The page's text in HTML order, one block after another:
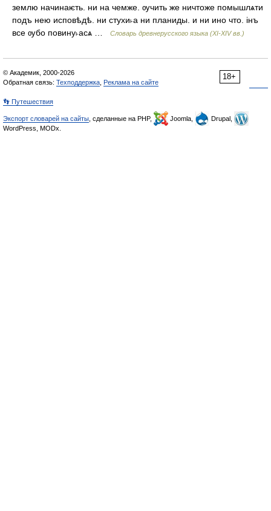
землю начинаѥть. ни на чемже. ѹчить же ничтоже помышлѧти
подъ нею исповѣдѣ. ни стухи˫а ни планиды. и ни ино что. iнъ
все ѹбо повину˫асѧ …
Словарь древнерусского языка (XI-XIV вв.)
18+
© Академик, 2000-2026
Обратная связь: Техподдержка Реклама на сайте
👣 Путешествия
Экспорт словарей на сайты , сделанные на PHP, Joomla,
Drupal,
WordPress, MODx.